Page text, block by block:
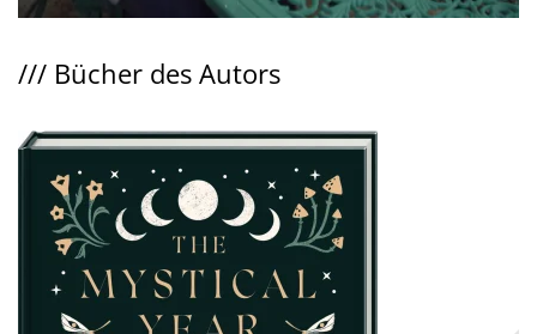
/// Bücher des Autors